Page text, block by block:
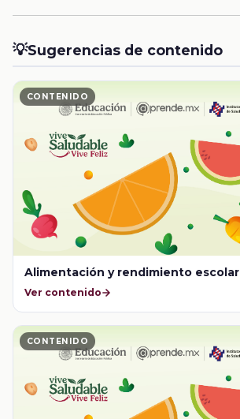
💡Sugerencias de contenido
CONTENIDO
Alimentación y rendimiento escolar
Ver contenido
CONTENIDO